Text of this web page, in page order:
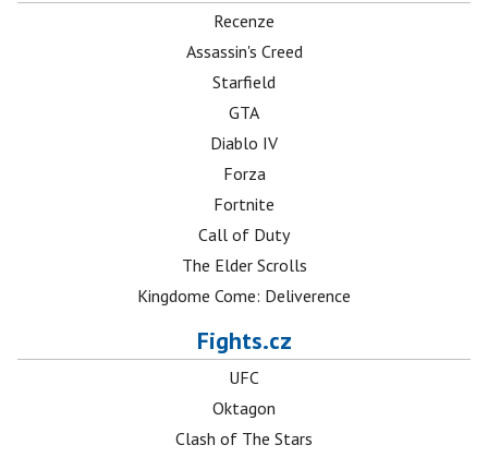
Recenze
Assassin's Creed
Starfield
GTA
Diablo IV
Forza
Fortnite
Call of Duty
The Elder Scrolls
Kingdome Come: Deliverence
Fights.cz
UFC
Oktagon
Clash of The Stars